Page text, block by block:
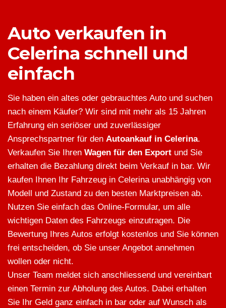
Auto verkaufen in
Celerina schnell und
einfach
Sie haben ein altes oder gebrauchtes Auto und suchen
nach einem Käufer? Wir sind mit mehr als 15 Jahren
Erfahrung ein seriöser und zuverlässiger
Ansprechspartner für den Autoankauf in Celerina.
Verkaufen Sie Ihren Wagen für den Export und Sie
erhalten die Bezahlung direkt beim Verkauf in bar. Wir
kaufen Ihnen Ihr Fahrzeug in Celerina unabhängig von
Modell und Zustand zu den besten Marktpreisen ab.
Nutzen Sie einfach das Online-Formular, um alle
wichtigen Daten des Fahrzeugs einzutragen. Die
Bewertung Ihres Autos erfolgt kostenlos und Sie können
frei entscheiden, ob Sie unser Angebot annehmen
wollen oder nicht.
Unser Team meldet sich anschliessend und vereinbart
einen Termin zur Abholung des Autos. Dabei erhalten
Sie Ihr Geld ganz einfach in bar oder auf Wunsch als